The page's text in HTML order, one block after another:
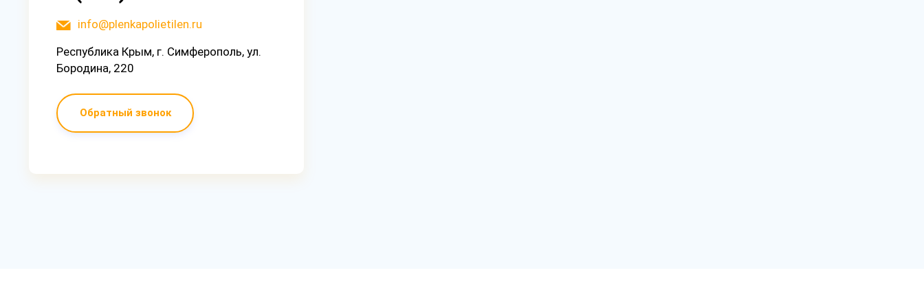
info@plenkapolietilen.ru
Республика Крым, г. Симферополь, ул.
Бородина, 220
Обратный звонок